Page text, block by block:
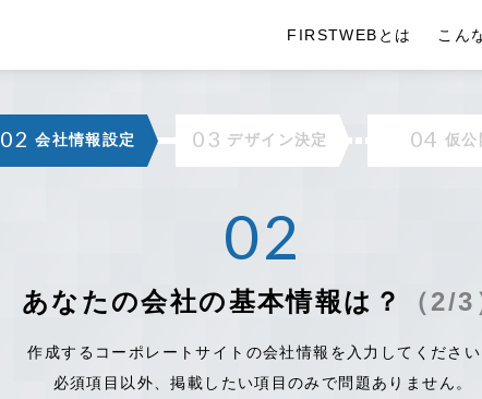
FIRSTWEBとは こん
02 会社情報設定 03 デザイン決定 04 仮公
02
あなたの会社の基本情報は？ （2/3
作成するコーポレートサイトの会社情報を入力してください
必須項目以外、掲載したい項目のみで問題ありません。